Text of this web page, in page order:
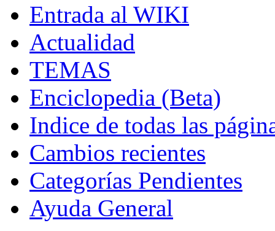
Entrada al WIKI
Actualidad
TEMAS
Enciclopedia (Beta)
Indice de todas las
Cambios recientes
Categorías Pendientes
Ayuda General